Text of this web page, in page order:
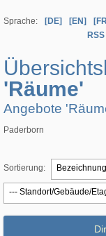
Sprache: [DE] [EN]
'Räume'
Angebote
Paderborn
Sortierung: